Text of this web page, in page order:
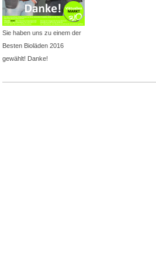
Sie haben uns zu einem der
Besten Bioläden 2016
gewählt! Danke!